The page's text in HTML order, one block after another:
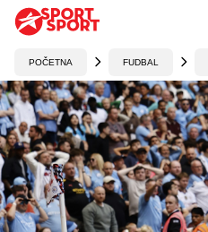
POČETNA FUDBAL